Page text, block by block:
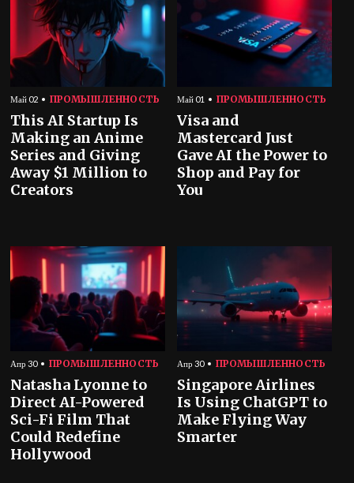
Май 02 ПРОМЫШЛЕННОСТЬ
This AI Startup Is
Making an Anime
Series and Giving
Away $1 Million to
Creators
Май 01 ПРОМЫШЛЕННОСТЬ
Visa and
Mastercard Just
Gave AI the Power to
Shop and Pay for
You
Апр 30 ПРОМЫШЛЕННОСТЬ
Natasha Lyonne to
Direct AI-Powered
Sci-Fi Film That
Could Redefine
Hollywood
Апр 30 ПРОМЫШЛЕННОСТЬ
Singapore Airlines
Is Using ChatGPT to
Make Flying Way
Smarter